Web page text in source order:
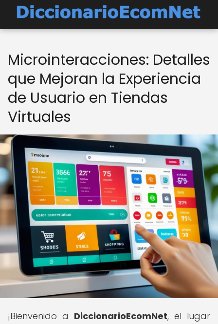
Microinteracciones: Detalles
que Mejoran la Experiencia
de Usuario en Tiendas
Virtuales
¡Bienvenido a DiccionarioEcomNet, el lugar